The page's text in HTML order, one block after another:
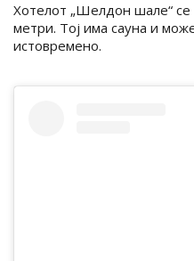
Хотелот „Шелдон шале“ се
метри. Тој има сауна и
истовремено.